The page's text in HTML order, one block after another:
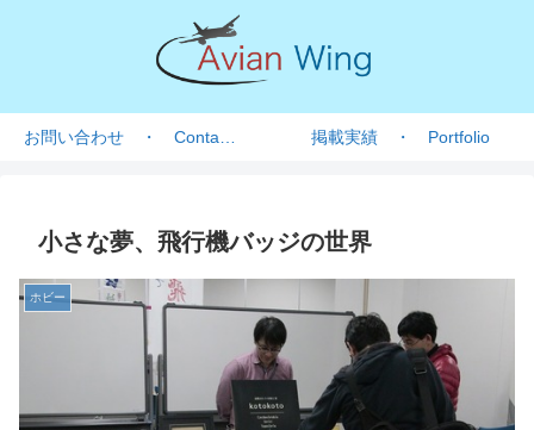
掲載実績 ・ Portfolio
小さな夢、飛行機バッジの世界
ホビー